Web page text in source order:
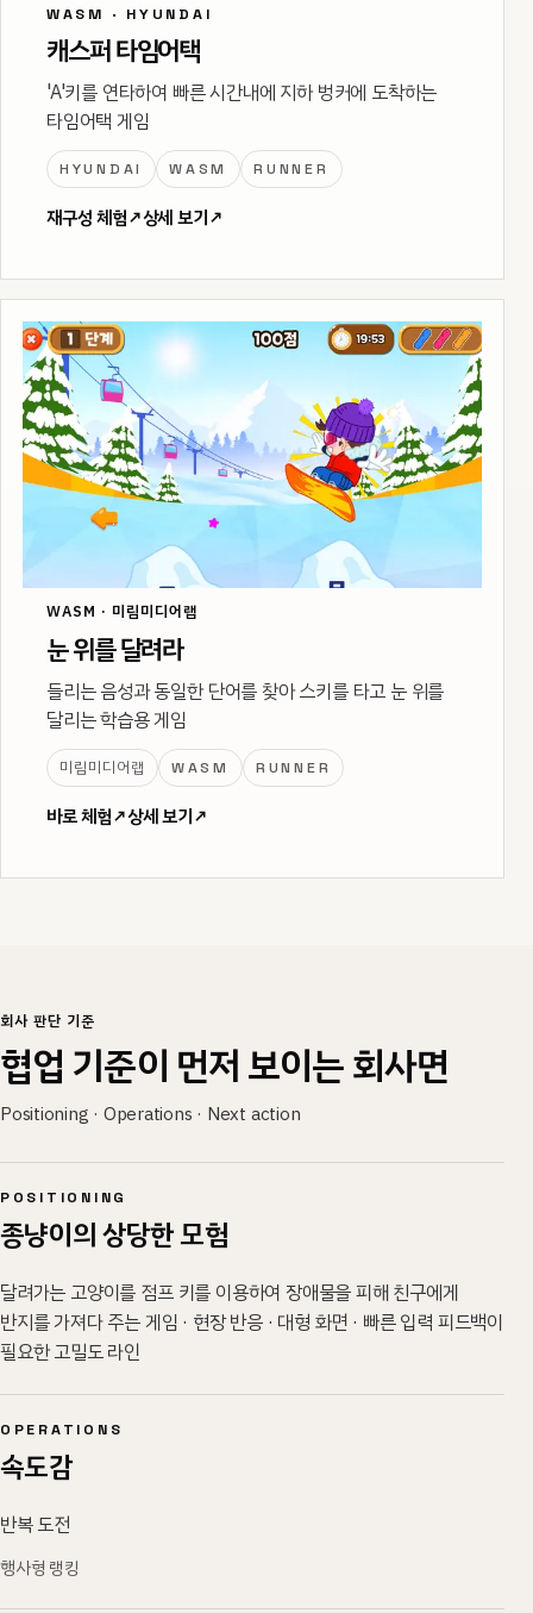
WASM · HYUNDAI
캐스퍼 타임어택
'A'키를 연타하여 빠른 시간내에 지하 벙커에 도착하는
타임어택 게임
HYUNDAI WASM RUNNER
재구성 체험↗상세 보기↗
WASM · 미림미디어랩
눈 위를 달려라
들리는 음성과 동일한 단어를 찾아 스키를 타고 눈 위를
달리는 학습용 게임
미림미디어랩 WASM RUNNER
바로 체험↗상세 보기↗
회사 판단 기준
협업 기준이 먼저 보이는 회사면
Positioning · Operations · Next action
POSITIONING
종냥이의 상당한 모험
달려가는 고양이를 점프 키를 이용하여 장애물을 피해 친구에게
반지를 가져다 주는 게임 · 현장 반응 · 대형 화면 · 빠른 입력 피드백이
필요한 고밀도 라인
OPERATIONS
속도감
반복 도전
행사형 랭킹